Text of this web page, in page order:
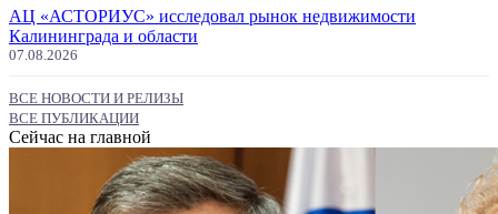
АЦ «АСТОРИУС» исследовал рынок недвижимости
Калининграда и области
07.08.2026
ВСЕ НОВОСТИ И РЕЛИЗЫ
ВСЕ ПУБЛИКАЦИИ
Сейчас на главной